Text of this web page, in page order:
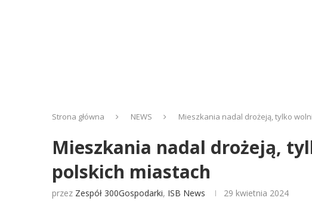
Strona główna NEWS Mieszkania nadal drożeją, tylko
Mieszkania nadal drożeją,
polskich miastach
przez Zespół 300Gospodarki, ISB News 29 kwietnia 2024